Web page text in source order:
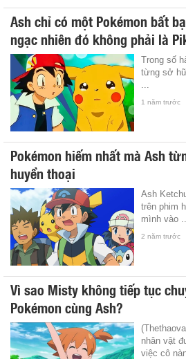
Ash chỉ có một Pokémon bất
ngạc nhiên đó không phải là
Trong số
từng sở
1 năm trước
Pokémon hiếm nhất mà Ash
huyền thoại
Ash
trên phim
mình vào ...
2 năm trước
Vì sao Misty không tiếp tục
Pokémon cùng Ash?
nhân vật
việc cô